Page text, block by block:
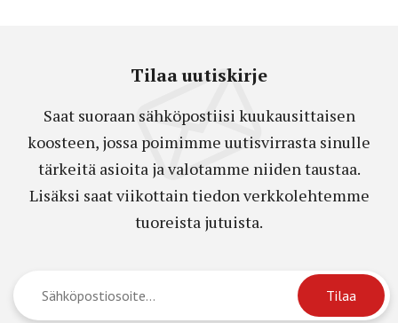
Tilaa uutiskirje
Saat suoraan sähköpostiisi kuukausittaisen
koosteen, jossa poimimme uutisvirrasta sinulle
tärkeitä asioita ja valotamme niiden taustaa.
Lisäksi saat viikottain tiedon verkkolehtemme
tuoreista jutuista.